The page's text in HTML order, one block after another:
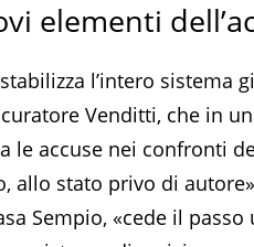
elementi
l’intero sistema
Venditti, che in
le accuse nei confronti
allo stato privo di
Sempio, «cede il passo